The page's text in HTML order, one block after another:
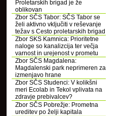
Proletarskih brigad je že
oblikovan
Zbor SČS Tabor: SČS Tabor se
želi aktivno vključiti v reševanje
težav s Cesto proletarskih brigad
Zbor SKS Kamnica: Prioritetne
naloge so kanalizcija ter večja
varnost in urejenost v prometu
Zbor SČS Magdalena:
Magdalenski park neprimeren za
izmenjavo hrane
Zbor SČS Studenci: V kolikšni
meri Ecolab in Tekol vplivata na
zdravje prebivalcev?
Zbor SČS Pobrežje: Prometna
ureditev po želji kapitala